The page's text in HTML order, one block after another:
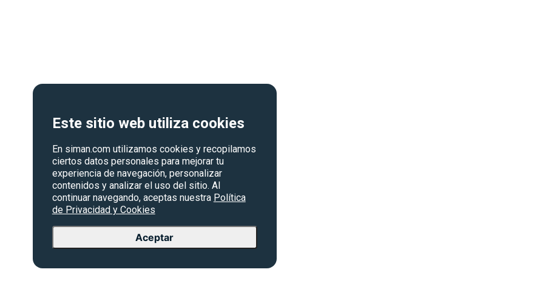
Este sitio web utiliza cookies
En siman.com utilizamos cookies y recopilamos
ciertos datos personales para mejorar tu
experiencia de navegación, personalizar
contenidos y analizar el uso del sitio. Al
continuar navegando, aceptas nuestra Política
de Privacidad y Cookies
Aceptar